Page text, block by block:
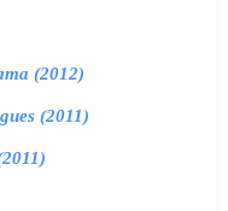
(2012)
(2011)